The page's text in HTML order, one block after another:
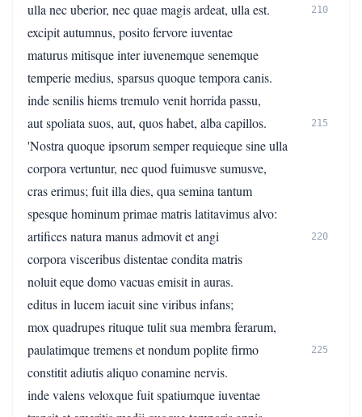
ulla nec uberior, nec quae magis ardeat, ulla est.
210
excipit autumnus, posito fervore iuventae
maturus mitisque inter iuvenemque senemque
temperie medius, sparsus quoque tempora canis.
inde senilis hiems tremulo venit horrida passu,
aut spoliata suos, aut, quos habet, alba capillos.
215
'Nostra quoque ipsorum semper requieque sine ulla
corpora vertuntur, nec quod fuimusve sumusve,
cras erimus; fuit illa dies, qua semina tantum
spesque hominum primae matris latitavimus alvo:
artifices natura manus admovit et angi
220
corpora visceribus distentae condita matris
noluit eque domo vacuas emisit in auras.
editus in lucem iacuit sine viribus infans;
mox quadrupes rituque tulit sua membra ferarum,
paulatimque tremens et nondum poplite firmo
225
constitit adiutis aliquo conamine nervis.
inde valens veloxque fuit spatiumque iuventae